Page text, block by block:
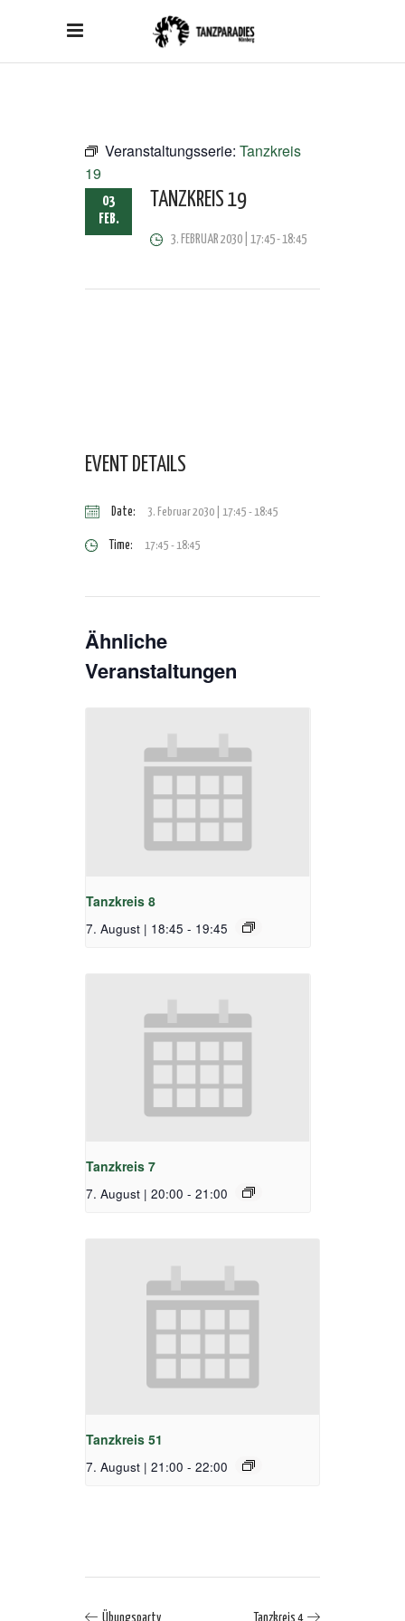
Veranstaltungsserie: Tanzkreis
19
03
FEB.
TANZKREIS 19
3. FEBRUAR 2030 | 17:45-18:45
EVENT DETAILS
Date: 3. Februar 2030 | 17:45 -18:45
Time: 17:45 - 18:45
Ähnliche
Veranstaltungen
Tanzkreis 8
7. August | 18:45 - 19:45
Tanzkreis 7
7. August | 20:00 - 21:00
Tanzkreis 51
7. August | 21:00 - 22:00
Übungsparty Tanzkreis 4